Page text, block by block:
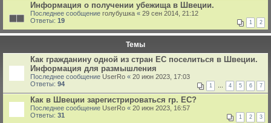
Информация о получении убежища в Швеции.
Последнее сообщение голубушка « 29 сен 2014, 21:12
Ответы: 19 1 2
Темы
Как гражданину одной из стран ЕС поселиться в Швеции.
Информация для размышления
Последнее сообщение UserRo « 20 июн 2023, 17:03
Ответы: 94 1 … 4 5 6 7
Как в Швеции зарегистрироваться гр. ЕС?
Последнее сообщение UserRo « 20 июн 2023, 16:57
Ответы: 31 1 2 3